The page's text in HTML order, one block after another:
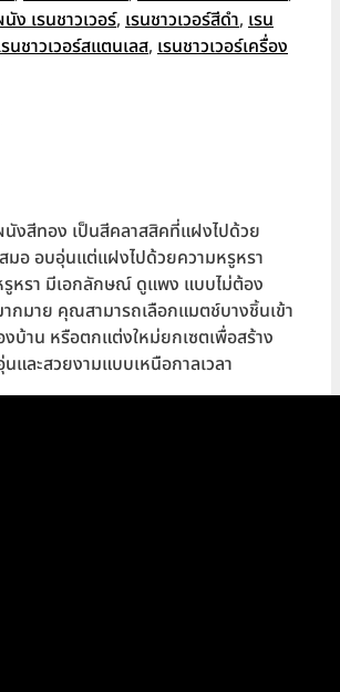
ง เรนชาวเวอร์, เรนชาวเวอร์สีดำ, เรน
รนชาวเวอร์สแตนเลส, เรนชาวเวอร์เครื่อง
นังสีทอง เป็นสีคลาสสิคที่แฝงไปด้วย
มอ อบอุ่นแต่แฝงไปด้วยความหรูหรา
รูหรา มีเอกลักษณ์ ดูแพง แบบไม่ต้อง
กมาย คุณสามารถเลือกแมตช์บางชิ้นเข้า
บ้าน หรือตกแต่งใหม่ยกเซตเพื่อสร้าง
และสวยงามแบบเหนือกาลเวลา